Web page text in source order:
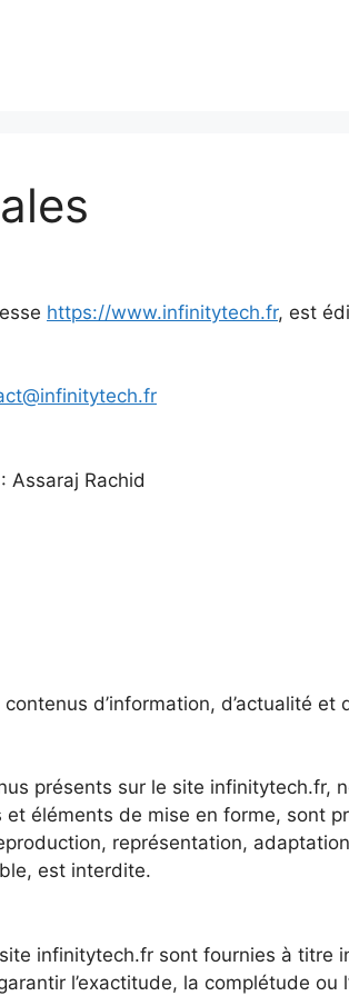
https://www.infinitytech.fr, est
Assaraj Rachid
d’information, d’actualité et
présents sur le site infinitytech.fr,
éléments de mise en forme, sont
représentation,
est interdite.
infinitytech.fr sont fournies à titre
l’exactitude, la complétude ou